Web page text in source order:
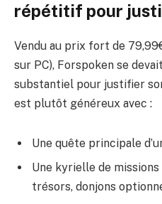
répétitif pour
Vendu au prix fort de
sur PC), Forspoken se
substantiel pour justifier
est plutôt généreux avec :
Une quête principale
Une kyrielle de missions
trésors, donjons